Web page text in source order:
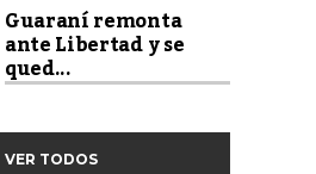
Guaraní remonta
ante Libertad y se
qued...
VER TODOS